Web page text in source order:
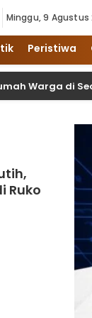
Minggu, 9 Agustus
Peristiwa
Warga di
Ruko